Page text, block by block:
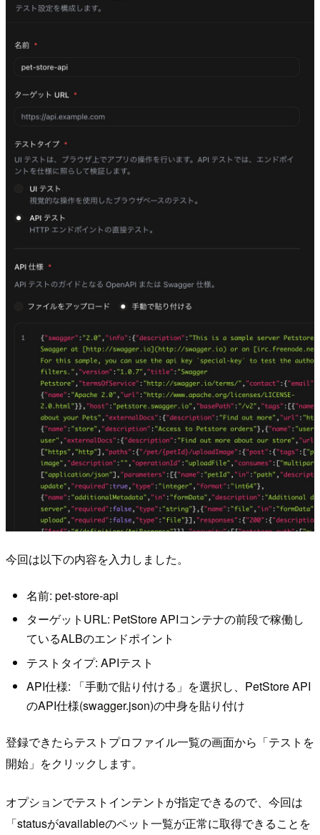
今回は以下の内容を入力しました。
名前: pet-store-api
ターゲットURL: PetStore APIコンテナの前段で稼働し
ているALBのエンドポイント
テストタイプ: APIテスト
API仕様: 「手動で貼り付ける」を選択し、PetStore API
のAPI仕様(swagger.json)の中身を貼り付け
登録できたらテストプロファイル一覧の画面から「テストを
開始」をクリックします。
オプションでテストインテントが指定できるので、今回は
「statusがavailableのペット一覧が正常に取得できることを